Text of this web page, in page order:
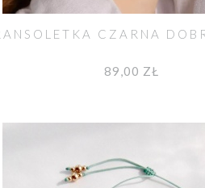
CZARNA
89,00 ZŁ